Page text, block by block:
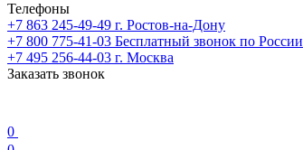
Телефоны
+7 863 245-49-49 г. Ростов-на-Дону
+7 800 775-41-03 Бесплатный звонок по России
+7 495 256-44-03 г. Москва
Заказать звонок
0